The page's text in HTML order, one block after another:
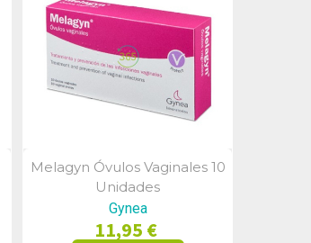
Vista Rápida
Melagyn Óvulos Vaginales 10
Unidades
Gynea
11,95 €